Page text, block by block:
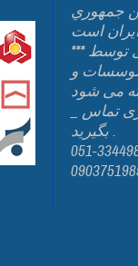
جمهوري
است
*** کلیه سفارشات همکاری توسط
موسسات و
بگیرید .